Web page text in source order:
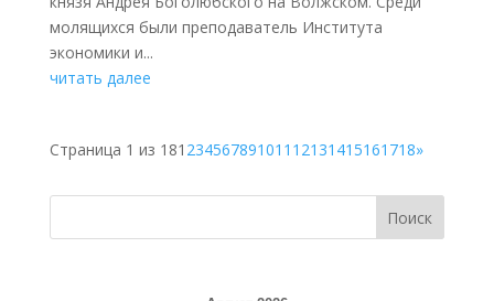
молящихся были преподаватель Института
экономики и...
читать далее
Страница 1 из 181 234567891011 12131415161718»
Поиск